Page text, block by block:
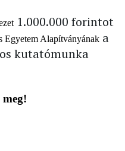
1.000.000 forintot
Egyetem Alapítványának a
kutatómunka
meg!